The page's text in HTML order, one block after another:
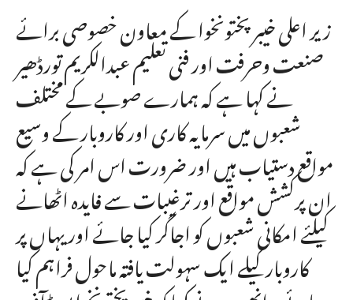
زیر اعلی خیبر پختونخوا کے معاون خصوصی برائے
صنعت وحرفت اور فنی تعلیم عبدالکریم تورڈھیر
نے کہا ہے کہ ہمارے صوبے کے مختلف
شعبوں میں سرمایہ کاری اور کاروبار کے وسیع
مواقع دستیاب ہیں اور ضرورت اس امر کی ہے کہ
ان پرکشش مواقع اور ترغیبات سے فایدہ اٹھانے
کیلئے امکانی شعبوں کو اجاگر کیا جائے اور یہاں پر
کاروبار کیلے ایک سہولت یافتہ ماحول فراہم کیا